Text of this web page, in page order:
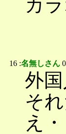
カ
16 :名無しさん
外
そ
え・